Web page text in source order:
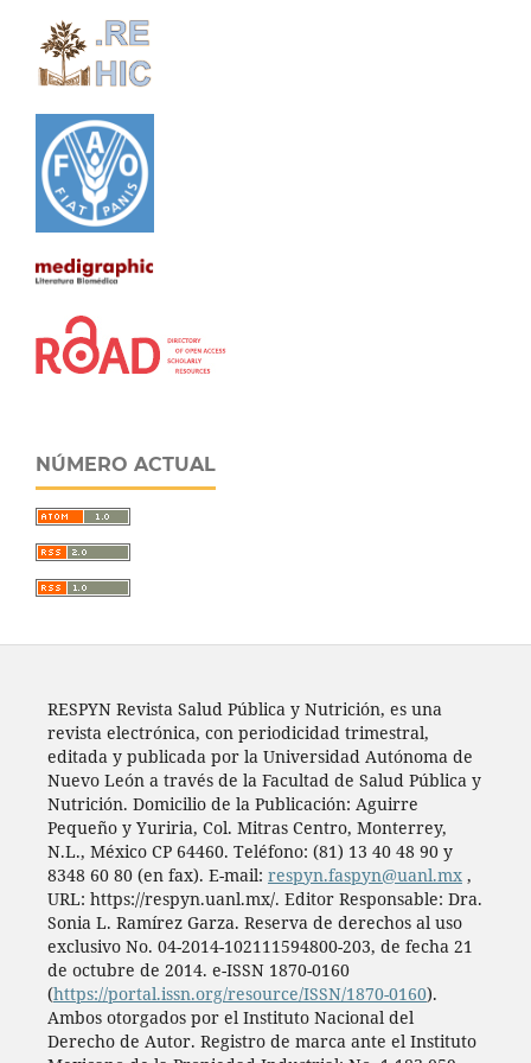
NÚMERO ACTUAL
RESPYN Revista Salud Pública y Nutrición, es una
revista electrónica, con periodicidad trimestral,
editada y publicada por la Universidad Autónoma de
Nuevo León a través de la Facultad de Salud Pública y
Nutrición. Domicilio de la Publicación: Aguirre
Pequeño y Yuriria, Col. Mitras Centro, Monterrey,
N.L., México CP 64460. Teléfono: (81) 13 40 48 90 y
8348 60 80 (en fax). E-mail: respyn.faspyn@uanl.mx,
URL: https://respyn.uanl.mx/. Editor Responsable: Dra.
Sonia L. Ramírez Garza. Reserva de derechos al uso
exclusivo No. 04-2014-102111594800-203, de fecha 21
de octubre de 2014. e-ISSN 1870-0160
(https://portal.issn.org/resource/ISSN/1870-0160).
Ambos otorgados por el Instituto Nacional del
Derecho de Autor. Registro de marca ante el Instituto